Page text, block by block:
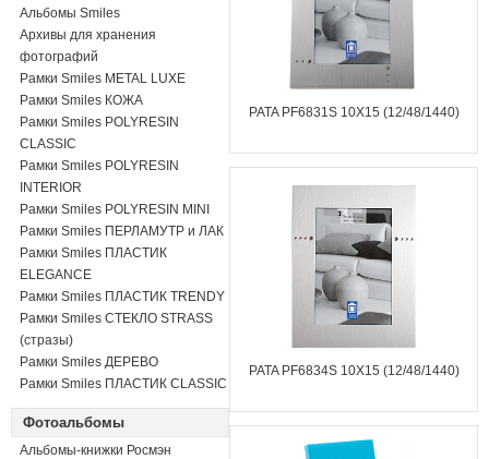
Альбомы Smiles
Архивы для хранения
фотографий
Рамки Smiles METAL LUXE
Рамки Smiles КОЖА
Рамки Smiles POLYRESIN
CLASSIC
Рамки Smiles POLYRESIN
INTERIOR
Рамки Smiles POLYRESIN MINI
Рамки Smiles ПЕРЛАМУТР и ЛАК
Рамки Smiles ПЛАСТИК
ELEGANCE
Рамки Smiles ПЛАСТИК TRENDY
Рамки Smiles СТЕКЛО STRASS
(стразы)
Рамки Smiles ДЕРЕВО
Рамки Smiles ПЛАСТИК CLASSIC
Фотоальбомы
Альбомы-книжки Росмэн
PATA PF6831S 10X15 (12/48/1440)
PATA PF6834S 10X15 (12/48/1440)